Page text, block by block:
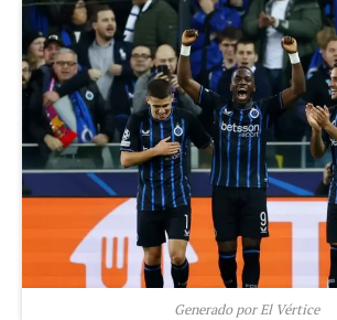
Generado por El Vértice